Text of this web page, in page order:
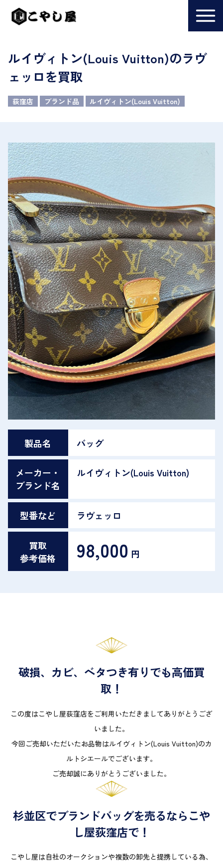
ルイヴィトン(Louis Vuitton)のラヴ
ェッロを買取
荻窪店 ブランド品 ルイヴィトン(Louis Vuitton)
製品名 バッグ
メーカー・
ブランド名
ルイヴィトン(Louis Vuitton)
型番など ラヴェッロ
買取
参考価格
98,000 円
破損、カビ、ベタつき有りでも高価買
取！
この度はこやし屋荻窪店をご利用いただきましてありがとうござ
いました。
今回ご売却いただいたお品物はルイヴィトン(Louis Vuitton)のカ
ルトシエールでございます。
ご売却誠にありがとうございました。
杉並区でブランドバッグを売るならこや
し屋荻窪店で！
こやし屋は自社のオークションや複数の卸先と提携している為、